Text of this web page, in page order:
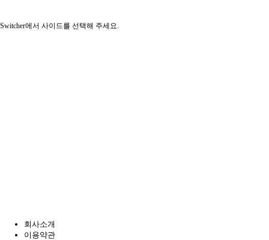
Switcher에서 사이드를 선택해 주세요.
회사소개
이용약관